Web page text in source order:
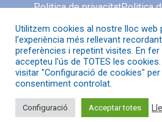
Politica de privacitatPolitica
© Coop
Utilitzem cookies al nostre lloc web
l’experiència més rellevant
preferències i repetint visites. En
accepteu l'ús de TOTES les
visitar "Configuració de cookies"
consentiment controlat.
Configuració Acceptar totes